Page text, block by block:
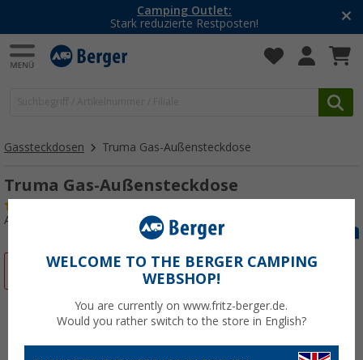
Camping Outlet:
Stark reduzierte Restposten!
Gassteckdosen Truma Gas-Außensteckdose
Truma Gas-Außensteckdose
Art.-Nr.: 137710
WELCOME TO THE BERGER CAMPING
WEBSHOP!
You are currently on www.fritz-berger.de.
Would you rather switch to the store in English?